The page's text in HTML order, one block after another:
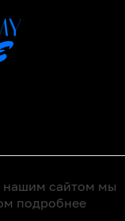
нашим сайтом мы
подробнее